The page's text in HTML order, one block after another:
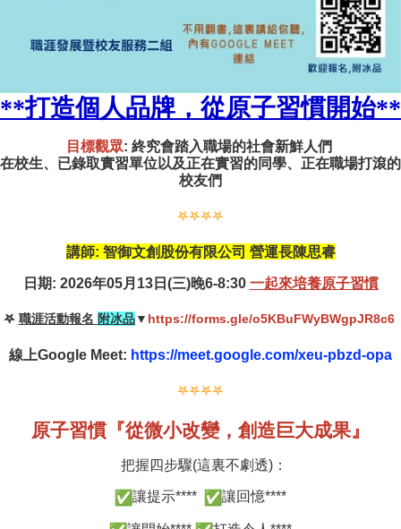
**打造個人品牌，從原子習慣開始**
目標觀眾: 終究會踏入職場的社會新鮮人們
在校生、已錄取實習單位以及正在實習的同學、正在職場打滾的
校友們
𖤐𖤐𖤐𖤐
講師: 智御文創股份有限公司 營運長陳思睿
日期: 2026年05月13日(三)晚6-8:30 一起來培養原子習慣
𖤐 職涯活動報名 附冰品▼ https://forms.gle/o5KBuFWyBWgpJR8c6
線上Google Meet: https://meet.google.com/xeu-pbzd-opa
𖤐𖤐𖤐𖤐
原子習慣『從微小改變，創造巨大成果』
把握四步驟(這裏不劇透)：
讓提示****
讓回憶****